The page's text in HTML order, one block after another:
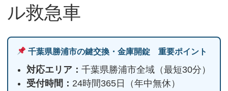
ル救急車
千葉県勝浦市の鍵交換・金庫開錠 重要ポイント
対応エリア：千葉県勝浦市全域（最短30分）
受付時間： 24時間365日（年中無休）